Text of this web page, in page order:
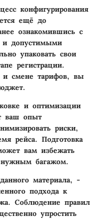
конфигурирования
ещё до
ознакомившись с
и допустимыми
упаковать свои
регистрации.
и смене тарифов, вы
и оптимизации
ваш опыт
риски,
рейса. Подготовка
вам избежать
багажом.
материала, -
подхода к
Соблюдение правил
упростить